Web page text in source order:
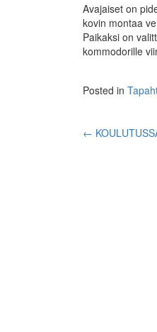
Avajaiset on
kovin montaa
Paikaksi on
kommodorille
Posted in
Post
←